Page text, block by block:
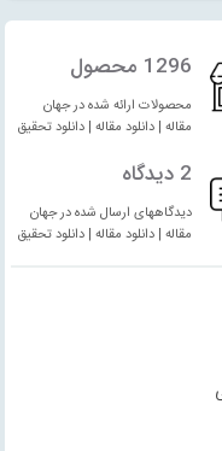
1296 محصول
محصولات ارائه شده در جهان
مقاله | دانلود مقاله | دانلود تحقیق
2 دیدگاه
دیدگاههای ارسال شده در جهان
مقاله | دانلود مقاله | دانلود تحقیق